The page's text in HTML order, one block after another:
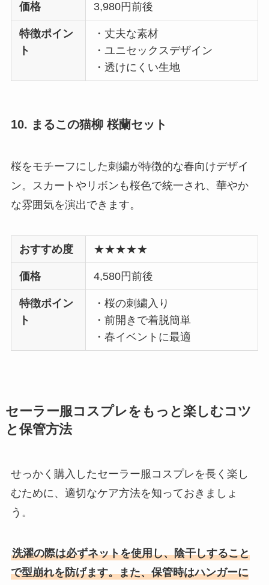
価格 3,980円前後
特徴ポイン
ト
・丈夫な素材
・ユニセックスデザイン
・透けにくい生地
10. まるこの猫柳 桜蘭セット
桜をモチーフにした刺繍が特徴的な春向けデザイ
ン。スカートやリボンも桜色で統一され、華やか
な雰囲気を演出できます。
おすすめ度 ★★★★★
価格 4,580円前後
特徴ポイン
ト
・桜の刺繍入り
・前開きで着脱簡単
・春イベントに最適
セーラー服コスプレをもっと楽しむコツ
と保管方法
せっかく購入したセーラー服コスプレを長く楽し
むために、適切なケア方法を知っておきましょ
う。
洗濯の際は必ずネットを使用し、陰干しすること
で型崩れを防げます。また、保管時はハンガーに